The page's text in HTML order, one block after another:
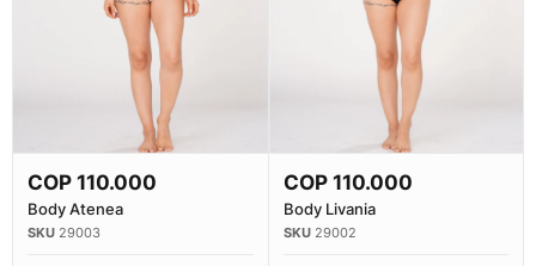
Comprar Ahora
COP 110.000
Body Atenea
29003
Comprar Ahora
COP110.000
Body Livania
29002